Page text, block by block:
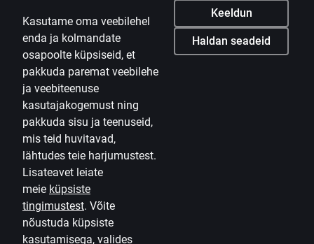
Keeldun
Haldan seadeid
Kasutame oma veebilehel
enda ja kolmandate
osapoolte küpsiseid, et
pakkuda paremat veebilehe
ja veebiteenuse
kasutajakogemust ning
pakkuda sisu ja teenuseid,
mis teid huvitavad,
lähtudes teie harjumustest.
Lisateavet leiate
meie küpsiste
tingimustest. Võite
nõustuda küpsiste
kasutamisega, valides
Citadele
Ettevõttest
Uudised
Karjäär
Citadele blogi
Tingimused
Kasutustingimused
Küpsiste seaded
Isikuandmete töötlemine ja kaitse